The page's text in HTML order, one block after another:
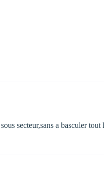
secteur,sans a basculer